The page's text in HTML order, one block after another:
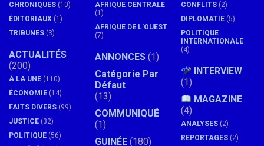
CHRONIQUES (10)
ÉDITORIAUX (1)
TRIBUNES (3)
ACTUALITÉS
(200)
À LA UNE (110)
ÉCONOMIE (14)
FAITS DIVERS (99)
JUSTICE (32)
POLITIQUE (56)
AFRIQUE CENTRALE
(1)
AFRIQUE DE L'OUEST
(7)
ANNONCES (1)
Catégorie Par
Défaut
(13)
COMMUNIQUÉ
(1)
GUINÉE (180)
CONFLITS (2)
DIPLOMATIE (5)
POLITIQUE
INTERNATIONALE
(4)
INTERVIEW
(1)
MAGAZINE
(4)
ANALYSES (2)
REPORTAGES (2)